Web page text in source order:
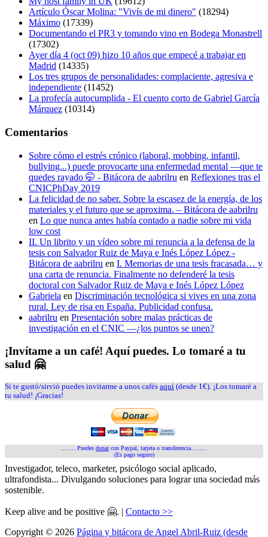
Artículo Óscar Molina: "Vivís de mi dinero" (18294)
Máximo (17339)
Documentando el PR3 y tomando vino en Bodega Monastrell
(17302)
Ayer día 4 (oct 09) hizo 10 años que empecé a trabajar en
Madrid (14335)
Los tres grupos de personalidades: complaciente, agresiva e
independiente (11452)
La profecía autocumplida - El cuento corto de Gabriel García
Márquez (10314)
Comentarios
Sobre cómo el estrés crónico (laboral, mobbing, infantil,
bullying...) puede provocarte una enfermedad mental —que te
quedes rayado 🤭 - Bitácora de aabrilru en Reflexiones tras el
CNICPhDay 2019
La felicidad de no saber. Sobre la escasez de la energía, de los
materiales y el futuro que se aproxima. – Bitácora de aabrilru
en Lo que nunca antes había contado a nadie sobre mi vida
low cost
II. Un librito y un vídeo sobre mi renuncia a la defensa de la
tesis con Salvador Ruiz de Maya e Inés López López -
Bitácora de aabrilru en I. Memorias de una tesis fracasada… y
una carta de renuncia. Finalmente no defenderé la tesis
doctoral con Salvador Ruiz de Maya e Inés López López
Gabriela en Discriminación tecnológica si vives en una zona
rural. Ley de risa en España. Publicidad confusa.
aabrilru en Presentación sobre malas prácticas de
investigación en el CNIC —¿los puntos se unen?
¡Invítame a un café! Aquí puedes. Lo tomaré a tu
salud 🤗
Si te gustó/sirvió puedes invitarme a unos cafés aquí (desde 1€). ¡Los tomaré a
tu salud! ¡Gracias!
.........Puedes donarcon Paypal, tarjeta o transferencia.........
(Es pago seguro)
Investigador, teleco, marketer, psicólogo social aplicado,
ultrafondista... Divulgando soluciones para lograr una sociedad más
sostenible.
Keep alive and be positive 🤗. | Contacto >>
Copyright © 2026 Página y bitácora de Angel Abril-Ruiz (desde